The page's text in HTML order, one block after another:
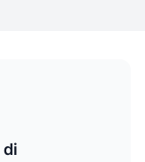
di